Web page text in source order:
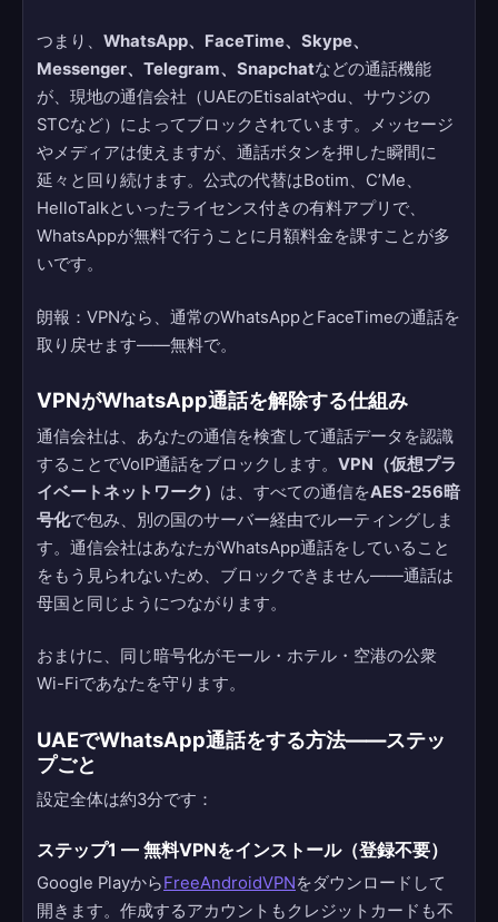
つまり、 WhatsApp、FaceTime、Skype、
Messenger、Telegram、Snapchatなどの通話機能
が、現地の通信会社（UAEのEtisalatやdu、サウジの
STCなど）によってブロックされています。メッセージ
やメディアは使えますが、通話ボタンを押した瞬間に
延々と回り続けます。公式の代替はBotim、C’Me、
HelloTalkといったライセンス付きの有料アプリで、
WhatsAppが無料で行うことに月額料金を課すことが多
いです。
朗報：VPNなら、通常のWhatsAppとFaceTimeの通話を
取り戻せます——無料で。
VPNがWhatsApp通話を解除する仕組み
通信会社は、あなたの通信を検査して通話データを認識
することでVoIP通話をブロックします。 VPN（仮想プラ
イベートネットワーク） は、すべての通信をAES-256暗
号化で包み、別の国のサーバー経由でルーティングしま
す。通信会社はあなたがWhatsApp通話をしていること
をもう見られないため、ブロックできません——通話は
母国と同じようにつながります。
おまけに、同じ暗号化がモール・ホテル・空港の公衆
Wi-Fiであなたを守ります。
UAEでWhatsApp通話をする方法——ステッ
プごと
設定全体は約3分です：
ステップ1 — 無料VPNをインストール（登録不要）
Google PlayからFreeAndroidVPNをダウンロードして
開きます。作成するアカウントもクレジットカードも不